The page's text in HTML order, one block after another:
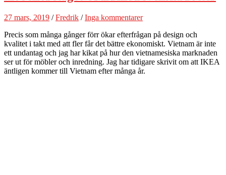
27 mars, 2019 /Fredrik /Inga kommentarer
Precis som många gånger förr ökar efterfrågan på design och
kvalitet i takt med att fler får det bättre ekonomiskt. Vietnam är inte
ett undantag och jag har kikat på hur den vietnamesiska marknaden
ser ut för möbler och inredning. Jag har tidigare skrivit om att IKEA
äntligen kommer till Vietnam efter många år.